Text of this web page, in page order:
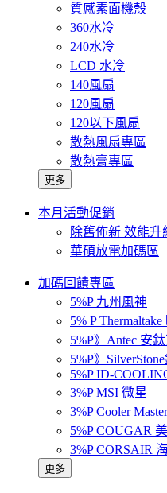
質感素面機殼
360水冷
240水冷
LCD 水冷
140風扇
120風扇
120以下風扇
散熱風扇專區
散熱膏專區
更多
本月活動促銷
除舊佈新 效能升
華碩放電加碼區
加碼回饋專區
5%P 九州風神
5% P
5%P》Antec 安
5%P》
5%P ID-
3%P MSI 微星
3%P Cooler
5%P COUGAR
3%P CORSAIR
更多